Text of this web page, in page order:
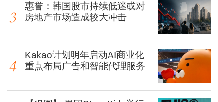
惠誉：韩国股市持续低迷或对
房地产市场造成较大冲击
Kakao计划明年启动AI商业化
重点布局广告和智能代理服务